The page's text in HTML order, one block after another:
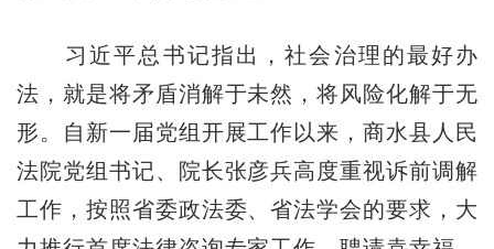
习近平总书记指出，社会治理的最好办
法，就是将矛盾消解于未然，将风险化解于无
形。自新一届党组开展工作以来，商水县人民
法院党组书记、院长张彦兵高度重视诉前调解
工作，按照省委政法委、省法学会的要求，大